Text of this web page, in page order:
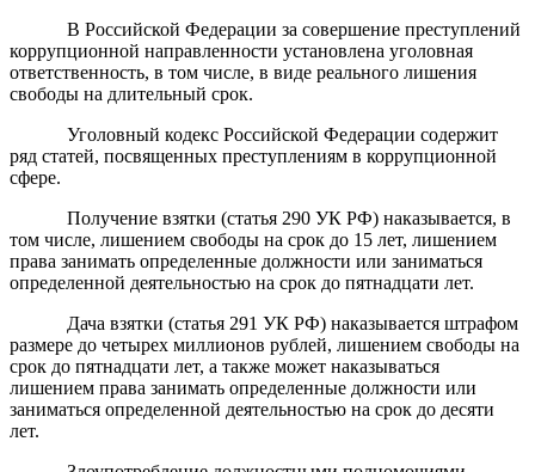
В Российской Федерации за совершение преступлений
коррупционной направленности установлена уголовная
ответственность, в том числе, в виде реального лишения
свободы на длительный срок.
Уголовный кодекс Российской Федерации содержит
ряд статей, посвященных преступлениям в коррупционной
сфере.
Получение взятки (статья 290 УК РФ) наказывается, в
том числе, лишением свободы на срок до 15 лет, лишением
права занимать определенные должности или заниматься
определенной деятельностью на срок до пятнадцати лет.
Дача взятки (статья 291 УК РФ) наказывается штрафом
размере до четырех миллионов рублей, лишением свободы на
срок до пятнадцати лет, а также может наказываться
лишением права занимать определенные должности или
заниматься определенной деятельностью на срок до десяти
лет.